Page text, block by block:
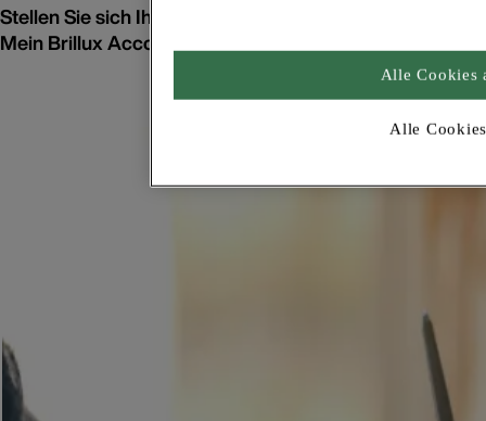
Stellen Sie sich Ihr persönliches Lernprogramm
Mein Brillux Account notwendig (siehe oben)
Alle
Alle Cookies